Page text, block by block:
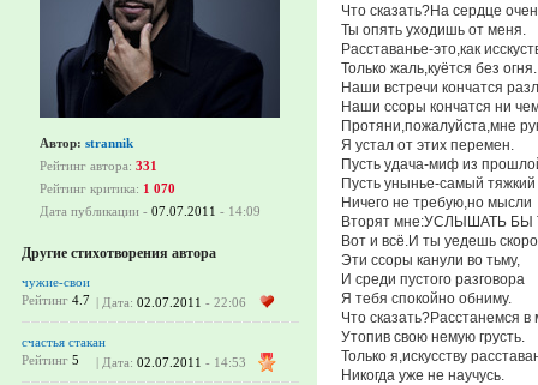
Автор: strannik
Рейтинг автора: 331
Рейтинг критика: 1 070
Дата публикации - 07.07.2011 - 14:09
Другие стихотворения автора
чужие-свои
Рейтинг 4.7 | Дата: 02.07.2011 - 22:06
счастья стакан
Рейтинг 5 | Дата: 02.07.2011 - 14:53
Что сказать?На сердце
Ты опять уходишь от меня.
Расставанье-это,как
Только жаль,куётся без огня.
Наши встречи кончатся
Наши ссоры кончатся ни
Протяни,пожалуйста,мне
Я устал от этих перемен.
Пусть удача-миф из
Пусть унынье-самый тяжкий
Ничего не требую,но мысли
Вторят мне:УСЛЫШАТЬ
Вот и всё.И ты уедешь
Эти ссоры канули во тьму,
И среди пустого разговора
Я тебя спокойно обниму.
Что сказать?Расстанемся в
Утопив свою немую грусть.
Только я,искусству
Никогда уже не научусь.